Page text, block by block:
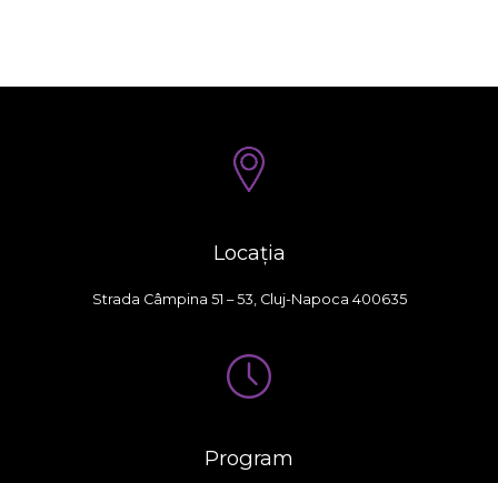
Locația
Strada Câmpina 51 – 53, Cluj-Napoca 400635
Program